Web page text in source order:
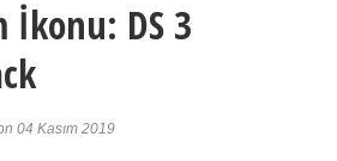
İkonu: DS 3
04 Kasım 2019